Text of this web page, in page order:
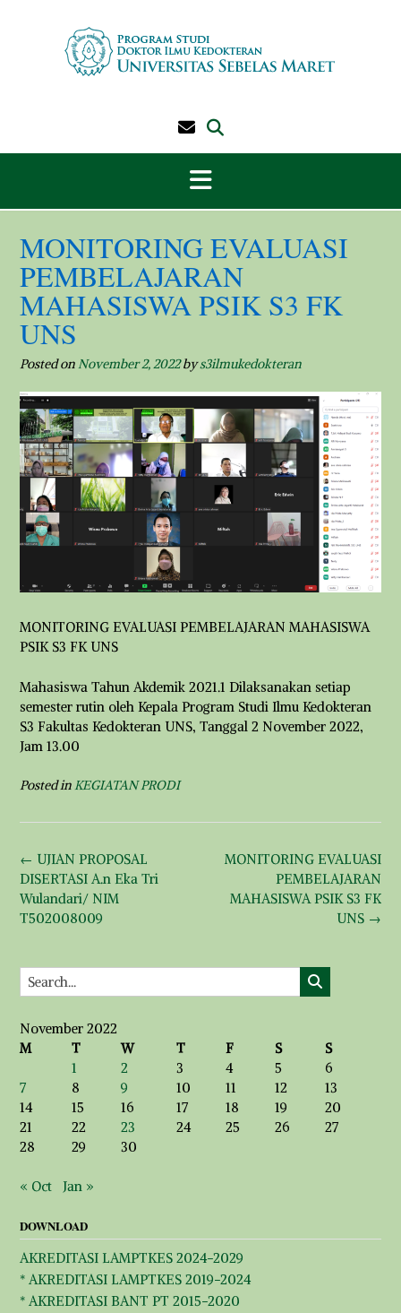
MONITORING EVALUASI
PEMBELAJARAN
MAHASISWA PSIK S3 FK
UNS
Posted onNovember 2, 2022bys3ilmukedokteran
MONITORING EVALUASI PEMBELAJARAN MAHASISWA
PSIK S3 FK UNS
Mahasiswa Tahun Akdemik 2021.1 Dilaksanakan setiap
semester rutin oleh Kepala Program Studi Ilmu Kedokteran
S3 Fakultas Kedokteran UNS, Tanggal 2 November 2022,
Jam 13.00
Posted inKEGIATAN PRODI
Post
navigation
MONITORING EVALUASI
PEMBELAJARAN
MAHASISWA PSIK S3 FK
UNS →
← UJIAN PROPOSAL
DISERTASI A.n Eka Tri
Wulandari/ NIM
T502008009
November 2022
M
T W T F S
S
1
2 3 4 5
6
7
8 9 10 11 12
13
14
15 16 17 18 19
20
21
22 23 24 25 26
27
28
29 30
« Oct Jan »
DOWNLOAD
AKREDITASI LAMPTKES 2024-2029
* AKREDITASI LAMPTKES 2019-2024
* AKREDITASI BANT PT 2015-2020